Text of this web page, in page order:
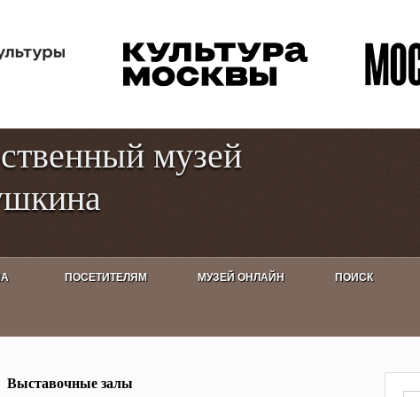
содержанию
contrast
музей
ПОСЕТИТЕЛЯМ МУЗЕЙ ОНЛАЙН ПОИСК
какая поэзия!»
Выставочные залы